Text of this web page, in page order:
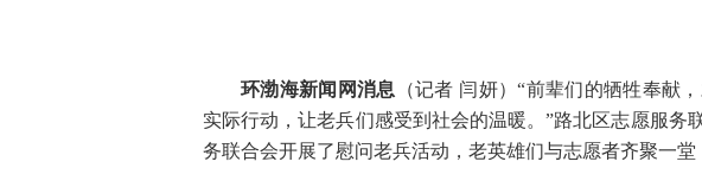
环渤海新闻网消息
（记者 闫妍）“前辈们的牺牲奉献
实际行动，让老兵们感受到社会的温暖。”路北区志愿服务
务联合会开展了慰问老兵活动，老英雄们与志愿者齐聚一堂